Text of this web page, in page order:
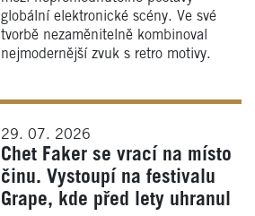
globální elektronické scény. Ve své
tvorbě nezaměnitelně kombinoval
nejmodernější zvuk s retro motivy.
29. 07. 2026
Chet Faker se vrací na místo
činu. Vystoupí na festivalu
Grape, kde před lety uhranul